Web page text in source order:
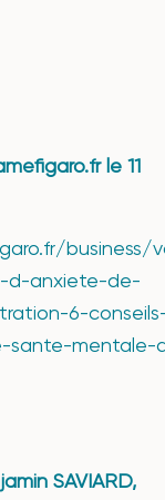
le 11
business/
d-anxiete-de-
6-
sante-mentale-
SAVIARD,